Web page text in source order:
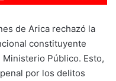
de Arica rechazó la
constituyente
Público. Esto,
por los delitos